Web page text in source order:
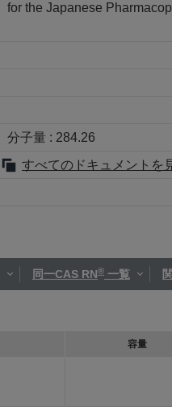
for the Japanese
分子量 : 284.26
すべてのドキュメントを
同一CAS RN® 一覧
容量